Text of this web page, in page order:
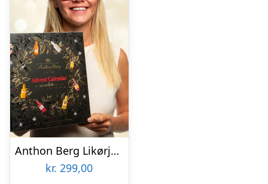
Anthon Berg Likørjulekalender
kr. 299,00